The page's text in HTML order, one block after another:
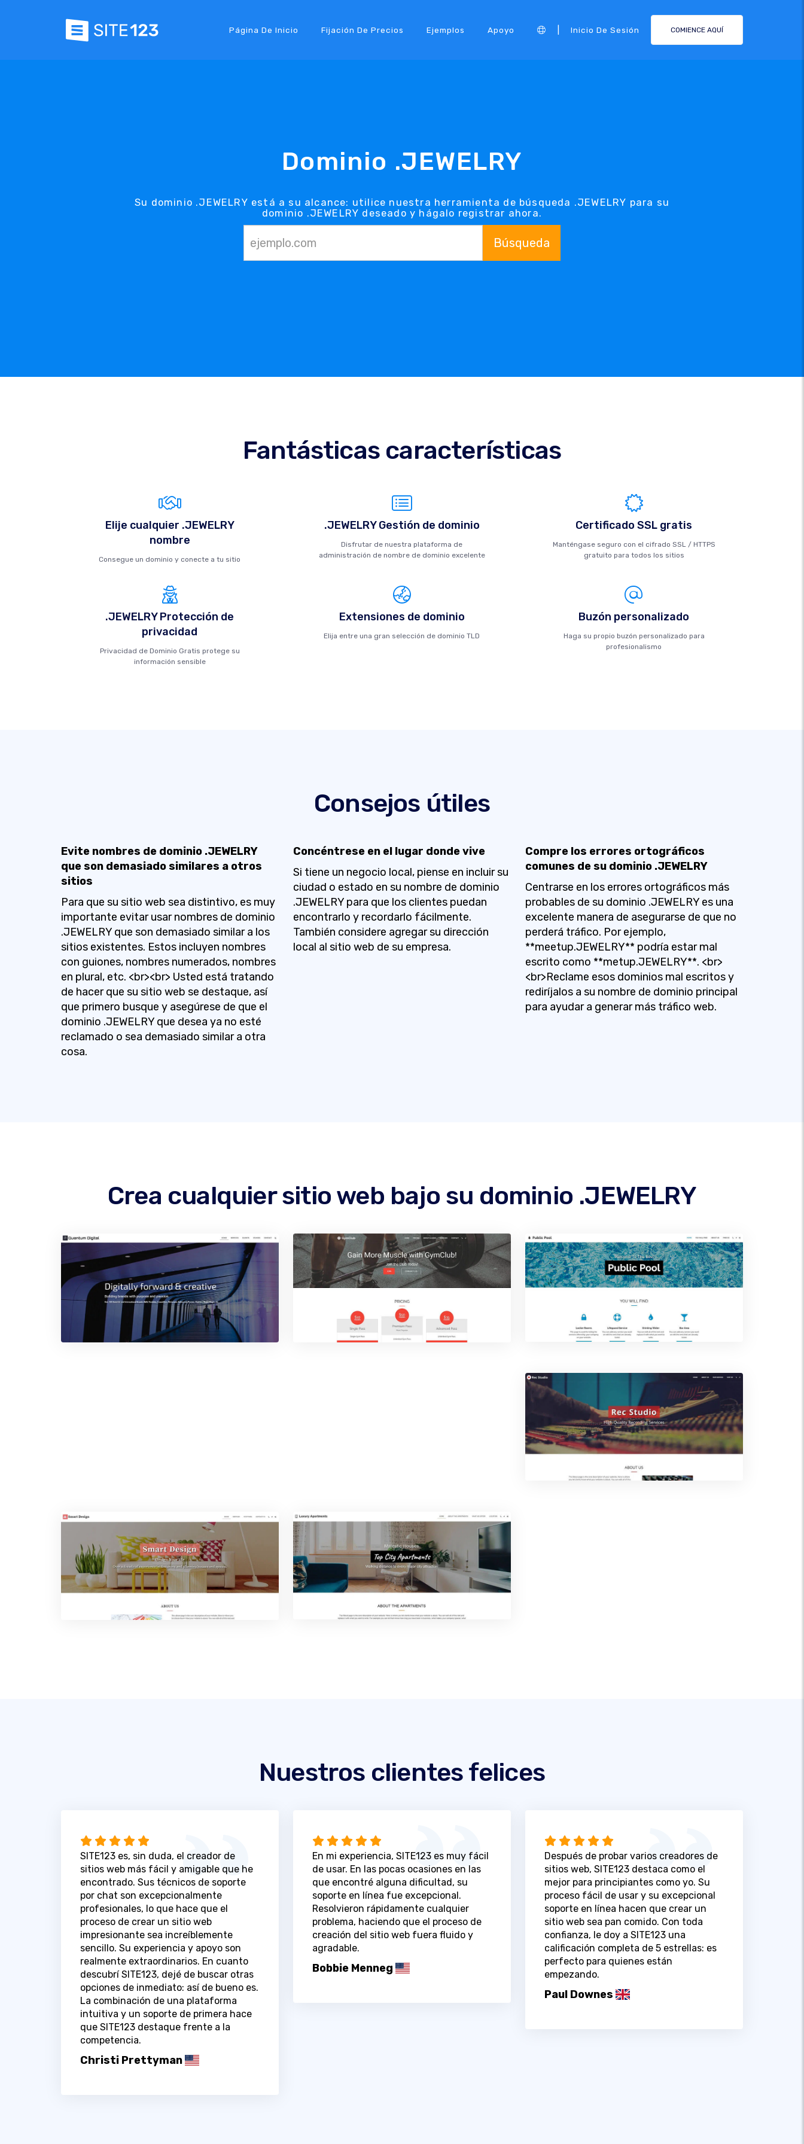
Página De Inicio Fijación De Precios Ejemplos Apoyo Inicio De Sesión COMIENCE AQUÍ
Dominio .JEWELRY
Su dominio .JEWELRY está a su alcance: utilice nuestra herramienta de búsqueda .JEWELRY para su
dominio .JEWELRY deseado y hágalo registrar ahora.
Búsqueda
Fantásticas características
Elije cualquier .JEWELRY
nombre
Consegue un dominio y conecte a tu sitio
.JEWELRY Gestión de dominio
Disfrutar de nuestra plataforma de
administración de nombre de dominio excelente
Certificado SSL gratis
Manténgase seguro con el cifrado SSL / HTTPS
gratuito para todos los sitios
.JEWELRY Protección de
privacidad
Privacidad de Dominio Gratis protege su
información sensible
Extensiones de dominio
Elija entre una gran selección de dominio TLD
Buzón personalizado
Haga su propio buzón personalizado para
profesionalismo
Consejos útiles
Evite nombres de dominio .JEWELRY
que son demasiado similares a otros
sitios
Para que su sitio web sea distintivo, es muy
importante evitar usar nombres de dominio
.JEWELRY que son demasiado similar a los
sitios existentes. Estos incluyen nombres
con guiones, nombres numerados, nombres
en plural, etc. <br><br> Usted está tratando
de hacer que su sitio web se destaque, así
que primero busque y asegúrese de que el
dominio .JEWELRY que desea ya no esté
reclamado o sea demasiado similar a otra
cosa.
Concéntrese en el lugar donde vive
Si tiene un negocio local, piense en incluir su
ciudad o estado en su nombre de dominio
.JEWELRY para que los clientes puedan
encontrarlo y recordarlo fácilmente.
También considere agregar su dirección
local al sitio web de su empresa.
Compre los errores ortográficos
comunes de su dominio .JEWELRY
Centrarse en los errores ortográficos más
probables de su dominio .JEWELRY es una
excelente manera de asegurarse de que no
perderá tráfico. Por ejemplo,
**meetup.JEWELRY** podría estar mal
escrito como **metup.JEWELRY**. <br>
<br>Reclame esos dominios mal escritos y
rediríjalos a su nombre de dominio principal
para ayudar a generar más tráfico web.
Crea cualquier sitio web bajo su dominio .JEWELRY
Nuestros clientes felices
SITE123 es, sin duda, el creador de
sitios web más fácil y amigable que he
encontrado. Sus técnicos de soporte
por chat son excepcionalmente
profesionales, lo que hace que el
proceso de crear un sitio web
impresionante sea increíblemente
sencillo. Su experiencia y apoyo son
realmente extraordinarios. En cuanto
descubrí SITE123, dejé de buscar otras
opciones de inmediato: así de bueno es.
La combinación de una plataforma
intuitiva y un soporte de primera hace
que SITE123 destaque frente a la
competencia.
Christi Prettyman
En mi experiencia, SITE123 es muy fácil
de usar. En las pocas ocasiones en las
que encontré alguna dificultad, su
soporte en línea fue excepcional.
Resolvieron rápidamente cualquier
problema, haciendo que el proceso de
creación del sitio web fuera fluido y
agradable.
Bobbie Menneg
Después de probar varios creadores de
sitios web, SITE123 destaca como el
mejor para principiantes como yo. Su
proceso fácil de usar y su excepcional
soporte en línea hacen que crear un
sitio web sea pan comido. Con toda
confianza, le doy a SITE123 una
calificación completa de 5 estrellas: es
perfecto para quienes están
empezando.
Paul Downes